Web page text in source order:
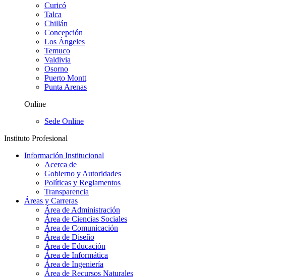
Curicó
Talca
Chillán
Concepción
Los Ángeles
Temuco
Valdivia
Osorno
Puerto Montt
Punta Arenas
Online
Sede Online
Instituto Profesional
Información Institucional
Acerca de
Gobierno y Autoridades​
Políticas y Reglamentos​
Transparencia
Áreas y Carreras
Área de Administración
Área de Ciencias Sociales
Área de Comunicación
Área de Diseño
Área de Educación
Área de Informática
Área de Ingeniería
Área de Recursos Naturales